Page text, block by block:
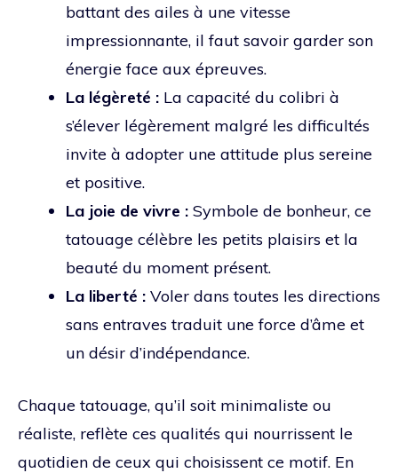
battant des ailes à une vitesse
impressionnante, il faut savoir garder son
énergie face aux épreuves.
La légèreté : La capacité du colibri à
s’élever légèrement malgré les difficultés
invite à adopter une attitude plus sereine
et positive.
La joie de vivre : Symbole de bonheur, ce
tatouage célèbre les petits plaisirs et la
beauté du moment présent.
La liberté : Voler dans toutes les directions
sans entraves traduit une force d’âme et
un désir d’indépendance.
Chaque tatouage, qu’il soit minimaliste ou
réaliste, reflète ces qualités qui nourrissent le
quotidien de ceux qui choisissent ce motif. En